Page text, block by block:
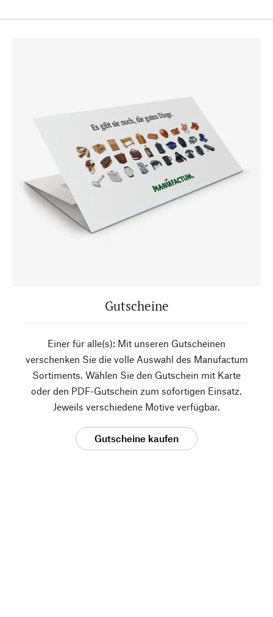
Gutscheine
Einer für alle(s): Mit unseren Gutscheinen
verschenken Sie die volle Auswahl des Manufactum
Sortiments. Wählen Sie den Gutschein mit Karte
oder den PDF-Gutschein zum sofortigen Einsatz.
Jeweils verschiedene Motive verfügbar.
Gutscheine kaufen